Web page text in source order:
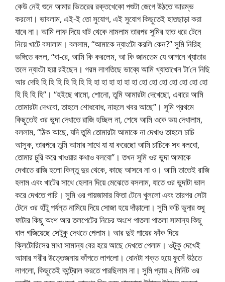
কেউ নেই শুনে আমার ভিতরের রক্তখেকো পশুটা জেগে উঠতে আরম্ভ
করলো। ভাবলাম, এই-ই তো সুযোগ, এই সুযোগ কিছুতেই হাতছাড়া করা
যাবে না। আমি লাফ দিয়ে খাট থেকে নামলাম তারপর সুমির হাত ধরে টেনে
নিয়ে খাটে বসালাম। বললাম, “আমাকে ন্যাংটো করলি কেন?” সুমি নিরিহ
ভঙ্গিতে বলল, “বা-রে, আমি কি করলেম, আ কি জানতেম যে আপনে খ্যাতার
তলে ন্যাংটা হয়া রইছেন। গরম লাগতিছে ভাব্যে আমি খ্যাতাখেন টা’নে নিছি
আর দেহি হি হি হি হি হি হি হি হা হা হা হা হা হা হো হো হো হো হো হো হো
হি হি হি হি”। “হইছে থামো, শোনো, তুমি আমারটা দেখেছো, এবারে আমি
তোমারটা দেখবো, তাহলে শোধবোধ, নাহলে খবর আছে”। সুমি প্রথমে
কিছুতেই ওর ভুদা দেখাতে রাজি হচ্ছিল না, শেষে আমি ওকে ভয় দেখালাম,
বললাম, “ঠিক আছে, যদি তুমি তোমারটা আমাকে না দেখাও তাহলে চাচি
আসুক, তারপরে তুমি আমার সাথে যা যা করেছো আমি চাচিকে সব বলবো,
তোমার চুরি করে খাওয়ার কথাও বলবো”। তখন সুমি ওর ভুদা আমাকে
দেখাতে রাজি হলো কিন্তু দুর থেকে, কাছে আসবে না ও। আমি তাতেই রাজি
হলাম এবং খাটের সাথে হেলান দিয়ে মেঝেতে বসলাম, যাতে ওর ভুদাটা ভাল
করে দেখতে পারি। সুমি ওর পায়জামার ফিতা টেনে খুললো এবং তারপর সেটা
টেনে ওর হাঁটু পর্যন্ত নামিয়ে দিয়ে সোজা হয়ে দাঁড়ালো। সুমি কচি ভুদার শুধু
ফাটার কিছু অংশ আর তলপেটের নিচের অংশে পাতলা পাতলা সামান্য কিছু
বাল গজিয়েছে সেটুকু দেখতে পেলাম। আর দুই পায়ের ফাঁক দিয়ে
ক্লিটোরিসের মাথা সামান্য বের হয়ে আছে দেখতে পেলাম। ওটুকু দেখেই
আমার শরীর উত্তেজনায় কাঁপতে লাগলো। ধোনটা শক্ত হয়ে ফুসেঁ উঠতে
লাগলো, কিছুতেই কন্ট্রোল করতে পারছিলাম না। সুমি প্রায় ২ মিনিট ওর